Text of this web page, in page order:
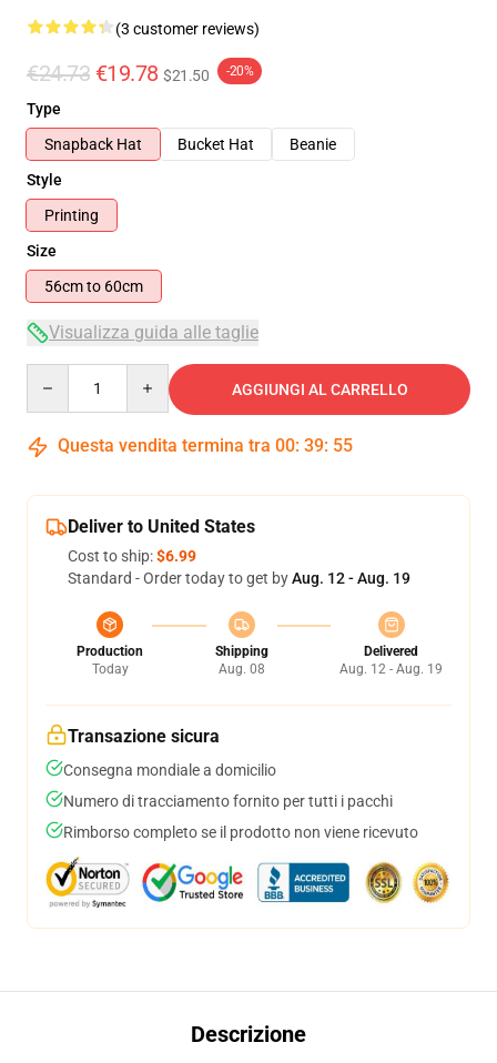
(3 customer reviews)
€24.73 €19.78 $21.50 -20%
Type
Snapback Hat
Bucket Hat
Beanie
Style
Printing
Size
56cm to 60cm
Visualizza guida alle taglie
AGGIUNGI AL CARRELLO
Questa vendita termina tra 00: 39: 54
Deliver to United States
Cost to ship:$6.99
Standard - Order today to get byAug. 12 - Aug. 19
Production
Today
Shipping
Aug. 08
Delivered
Aug. 12 - Aug. 19
Transazione sicura
Consegna mondiale a domicilio
Numero di tracciamento fornito per tutti i pacchi
Rimborso completo se il prodotto non viene ricevuto
Descrizione